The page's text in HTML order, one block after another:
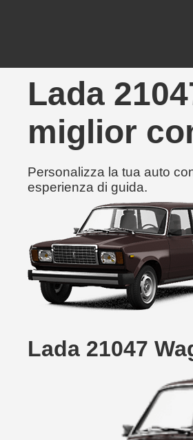
Lada
miglior
Personalizza la tua auto
esperienza di guida.
Lada 21047